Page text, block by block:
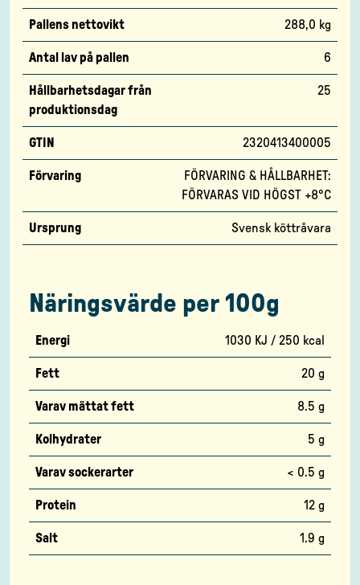
Pallens nettovikt 288,0 kg
Antal lav på pallen 6
Hållbarhetsdagar från
produktionsdag
25
GTIN 2320413400005
Förvaring
FÖRVARING & HÅLLBARHET:
FÖRVARAS VID HÖGST +8°C
Ursprung Svensk köttråvara
Näringsvärde per 100g
Energi 1030 KJ / 250 kcal
Fett 20 g
Varav mättat fett 8.5 g
Kolhydrater 5 g
Varav sockerarter < 0.5 g
Protein 12 g
Salt 1.9 g